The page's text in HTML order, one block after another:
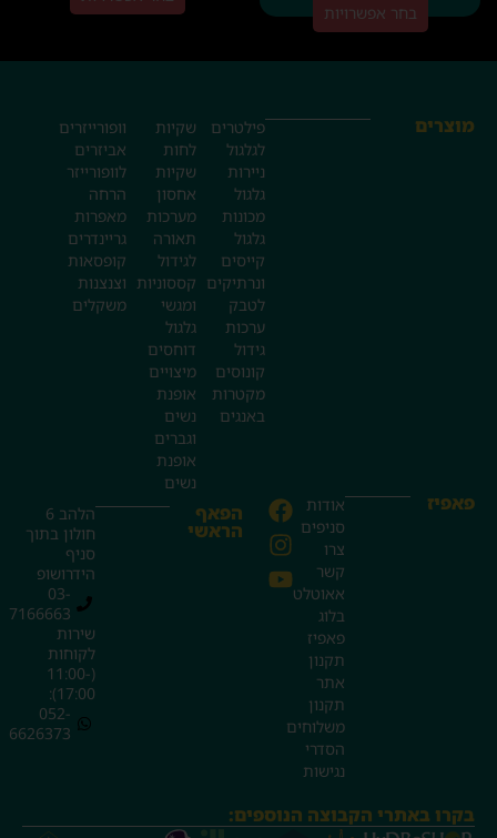
בחר אפשרויות
מוצרים
פילטרים
לגלגול
ניירות
גלגול
מכונות
גלגול
קייסים
ונרתיקים
לטבק
ערכות
גידול
קונוסים
מקטרות
באנגים
שקיות
לחות
שקיות
אחסון
מערכות
תאורה
לגידול
קססוניות
ומגשי
גלגול
דוחסים
מיצויים
אופנת
נשים
וגברים
אופנת
נשים
וופורייזרים
אביזרים
לוופורייזר
הרחה
מאפרות
גריינדרים
קופסאות
וצנצנות
משקלים
פאפיז
אודות
סניפים
צרו
קשר
אאוטלט
בלוג
פאפיז
תקנון
אתר
תקנון
משלוחים
הסדרי
נגישות
הפאף
הראשי
הלהב 6
חולון בתוך
סניף
הידרושופ
03-
7166663
שירות
לקוחות
(11:00-
17:00):
052-
6626373
בקרו באתרי הקבוצה הנוספים: